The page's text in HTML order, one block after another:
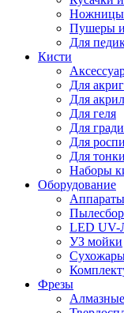
Ножницы
Пушеры
Для
Кисти
Для
Для
Для геля
Для
Для
Для
Наборы
Оборудование
LED UV-
УЗ мойки
Фрезы
Алмазные